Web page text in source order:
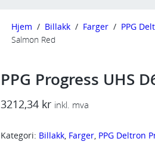
Hjem / Billakk / Farger / PPG
Salmon Red
PPG Progress UHS
3212,34 kr inkl. mva
Kategori: Billakk, Farger, PPG Deltron